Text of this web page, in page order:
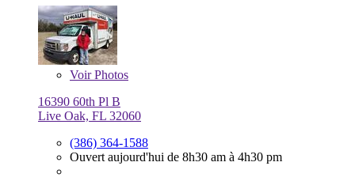
VoirPhotos
16390 60th Pl B
Live Oak, FL 32060
(386) 364-1588
Ouvert aujourd'hui de 8h30 am à 4h30 pm